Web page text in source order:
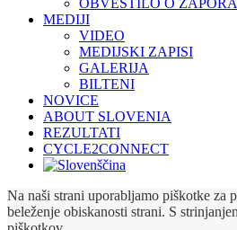
MEDIJI
VIDEO
MEDIJSKI ZAPISI
GALERIJA
BILTENI
NOVICE
ABOUT SLOVENIA
REZULTATI
CYCLE2CONNECT
Na naši strani uporabljamo piškotke za
beleženje obiskanosti strani. S